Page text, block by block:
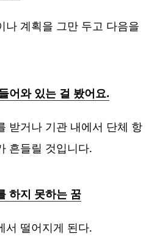
나 계획을 그만 두고 다음을
어와 있는 걸 봤어요.
받거나 기관 내에서 단체 항
흔들릴 것입니다.
하지 못하는 꿈
서 떨어지게 된다.